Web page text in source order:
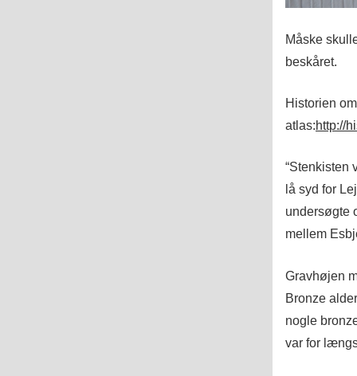
Måske
beskåret.
Historien
atlas:http://
“Stenkisten
lå syd for
undersøgte
mellem
Gravhøjen
Bronze
nogle
var for